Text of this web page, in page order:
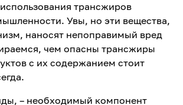
трансжиров
Увы, но эти вещества,
наносят непоправимый вред
чем опасны трансжиры
с их содержанием стоит
– необходимый компонент